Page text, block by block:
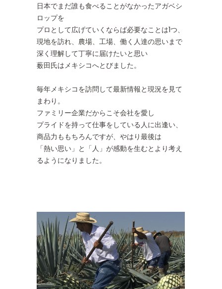
日本でまだ誰も食べることがなかったアガベシ
ロップを
プロとして広げていくならば必要なことは1つ、
現地を訪れ、農場、工場、働く人達の思いまで
深く理解して丁寧に届けたいと思い
薮田氏はメキシコへとびました。
毎年メキシコを訪問して最新情報と現況を見て
まわり。
ファミリー企業だからこそ会社を愛し
プライドを持って仕事をしている人に出逢い、
商品力ももちろんですが、やはり最後は
「熱い思い」と「人」が感動を生むとより考え
るようになりました。